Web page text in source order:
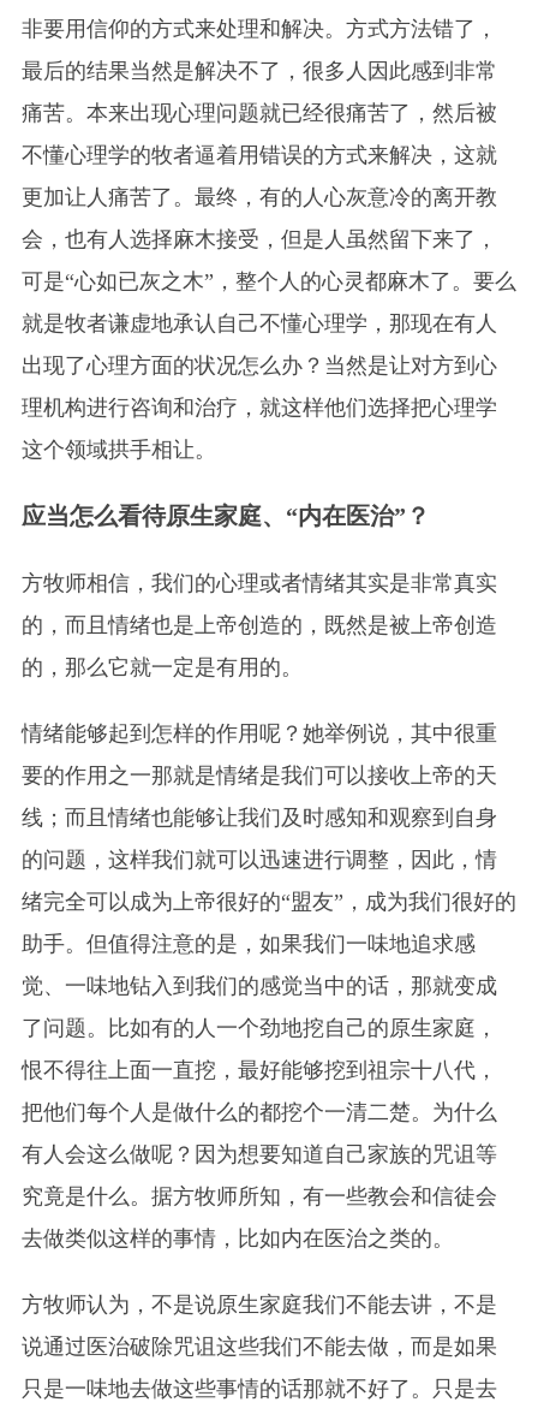
非要用信仰的方式来处理和解决。方式方法错了，
最后的结果当然是解决不了，很多人因此感到非常
痛苦。本来出现心理问题就已经很痛苦了，然后被
不懂心理学的牧者逼着用错误的方式来解决，这就
更加让人痛苦了。最终，有的人心灰意冷的离开教
会，也有人选择麻木接受，但是人虽然留下来了，
可是“心如已灰之木”，整个人的心灵都麻木了。要么
就是牧者谦虚地承认自己不懂心理学，那现在有人
出现了心理方面的状况怎么办？当然是让对方到心
理机构进行咨询和治疗，就这样他们选择把心理学
这个领域拱手相让。
应当怎么看待原生家庭、“内在医治”？
方牧师相信，我们的心理或者情绪其实是非常真实
的，而且情绪也是上帝创造的，既然是被上帝创造
的，那么它就一定是有用的。
情绪能够起到怎样的作用呢？她举例说，其中很重
要的作用之一那就是情绪是我们可以接收上帝的天
线；而且情绪也能够让我们及时感知和观察到自身
的问题，这样我们就可以迅速进行调整，因此，情
绪完全可以成为上帝很好的“盟友”，成为我们很好的
助手。但值得注意的是，如果我们一味地追求感
觉、一味地钻入到我们的感觉当中的话，那就变成
了问题。比如有的人一个劲地挖自己的原生家庭，
恨不得往上面一直挖，最好能够挖到祖宗十八代，
把他们每个人是做什么的都挖个一清二楚。为什么
有人会这么做呢？因为想要知道自己家族的咒诅等
究竟是什么。据方牧师所知，有一些教会和信徒会
去做类似这样的事情，比如内在医治之类的。
方牧师认为，不是说原生家庭我们不能去讲，不是
说通过医治破除咒诅这些我们不能去做，而是如果
只是一味地去做这些事情的话那就不好了。只是去